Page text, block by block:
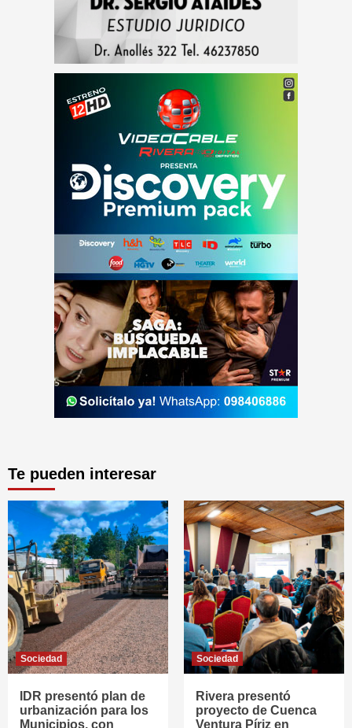
Te pueden interesar
Sociedad
IDR presentó plan de
urbanización para los
Municipios, con
Sociedad
Rivera presentó
proyecto de Cuenca
Ventura Píriz en